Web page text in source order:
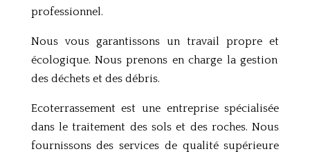
professionnel.
Nousvousgarantissonsun travail propre et
écologique. Nous prenons en charge la gestion
desdéchetsetdesdébris.
Ecoterrassement est une entreprise spécialisée
dans le traitement des sols et des roches. Nous
fournissons des services de qualité supérieure